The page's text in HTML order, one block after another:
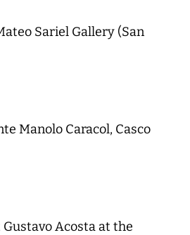
Sariel Gallery (San
Manolo Caracol, Casco
Acosta at the